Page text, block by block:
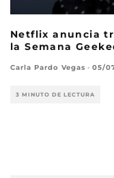
Netflix anuncia
la Semana
Carla Pardo Vegas · 05/
3 MINUTO DE LECTURA